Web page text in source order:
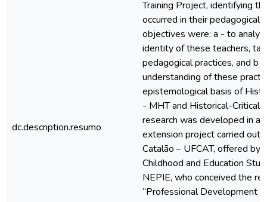
dc.description.resumo
Training Project, identifying
occurred in their pedagogical
objectives were: a - to
identity of these teachers,
pedagogical practices, and b
understanding of these
epistemological basis of
- MHT and Historical-Critical
research was developed in a
extension project carried out
Catalão – UFCAT, offered by
Childhood and Education
NEPIE, who conceived the
“Professional Development